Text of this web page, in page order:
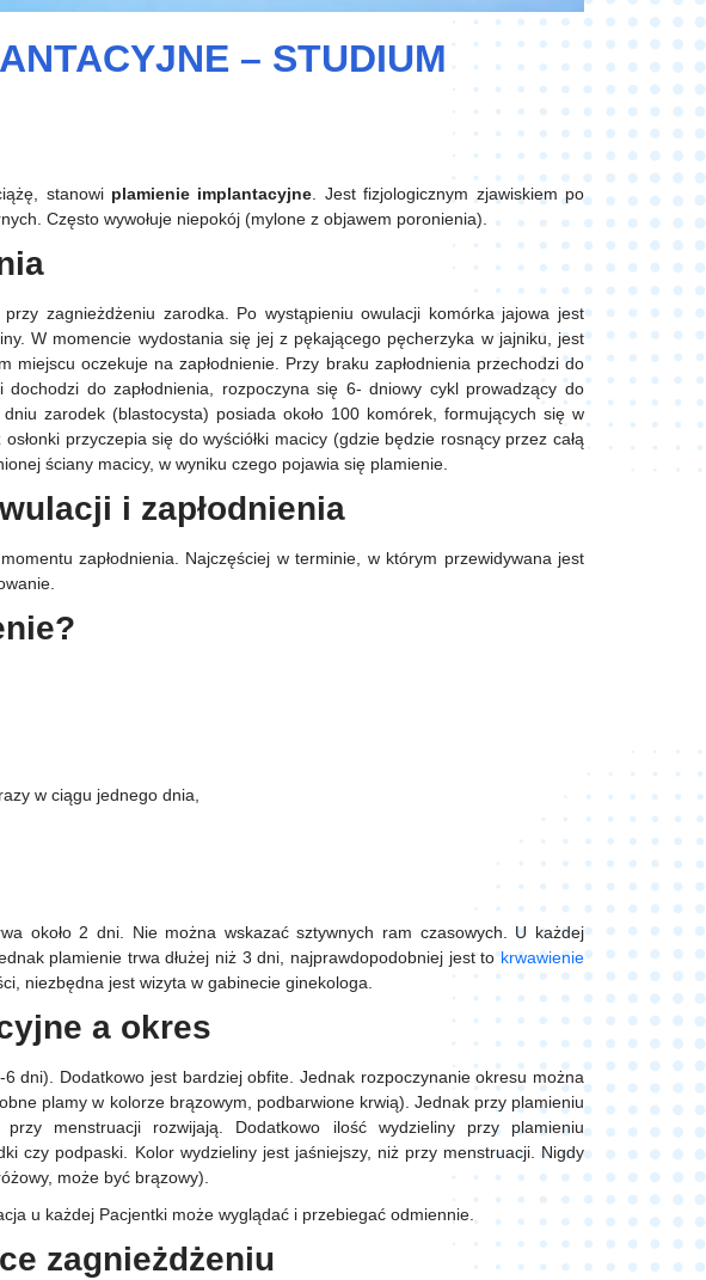
– STUDIUM
stanowi plamienie implantacyjne . Jest fizjologicznym zjawiskiem po
Często wywołuje niepokój (mylone z objawem poronienia).
zagnieżdżeniu zarodka. Po wystąpieniu owulacji komórka jajowa jest
W momencie wydostania się jej z pękającego pęcherzyka w jajniku, jest
miejscu oczekuje na zapłodnienie. Przy braku zapłodnienia przechodzi do
do zapłodnienia, rozpoczyna się 6- dniowy cykl prowadzący do
zarodek (blastocysta) posiada około 100 komórek, formujących się w
przyczepia się do wyściółki macicy (gdzie będzie rosnący przez całą
ściany macicy, w wyniku czego pojawia się plamienie.
i zapłodnienia
zapłodnienia. Najczęściej w terminie, w którym przewidywana jest
w ciągu jednego dnia,
około 2 dni. Nie można wskazać sztywnych ram czasowych. U każdej
plamienie trwa dłużej niż 3 dni, najprawdopodobniej jest tokrwawienie
niezbędna jest wizyta w gabinecie ginekologa.
a okres
6 dni). Dodatkowo jest bardziej obfite. Jednak rozpoczynanie okresu można
plamy w kolorze brązowym, podbarwione krwią). Jednak przy plamieniu
menstruacji rozwijają. Dodatkowo ilość wydzieliny przy plamieniu
czy podpaski. Kolor wydzieliny jest jaśniejszy, niż przy menstruacji. Nigdy
może być brązowy).
u każdej Pacjentki może wyglądać i przebiegać odmiennie.
zagnieżdżeniu